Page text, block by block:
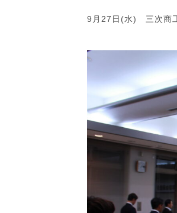
9月27日(水) 三次商